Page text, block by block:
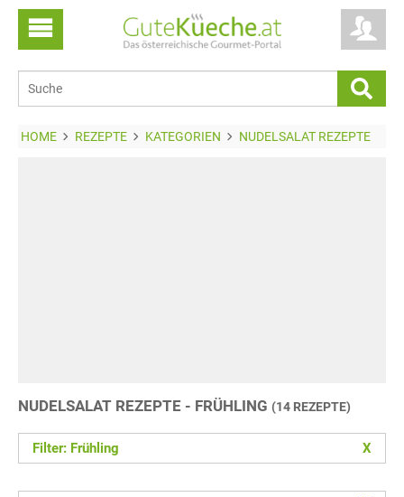
HOME REZEPTE KATEGORIEN NUDELSALAT REZEPTE
NUDELSALAT REZEPTE - FRÜHLING (14 REZEPTE)
Filter: Frühling X